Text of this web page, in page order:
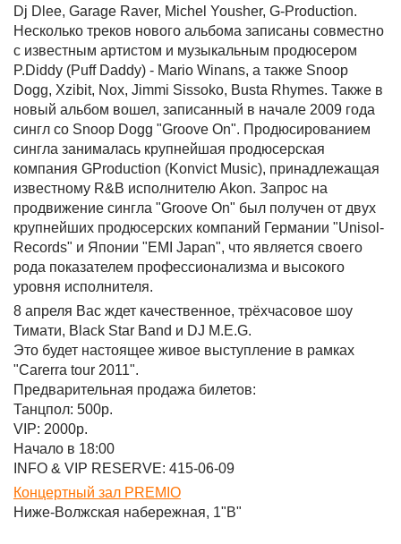
Dj Dlee, Garage Raver, Michel Yousher, G-Production.
Несколько треков нового альбома записаны совместно
с известным артистом и музыкальным продюсером
P.Diddy (Puff Daddy) - Mario Winans, а также Snoop
Dogg, Xzibit, Nox, Jimmi Sissoko, Busta Rhymes. Также в
новый альбом вошел, записанный в начале 2009 года
сингл со Snoop Dogg "Groove On". Продюсированием
сингла занималась крупнейшая продюсерская
компания GProduction (Konvict Music), принадлежащая
известному R&B исполнителю Akon. Запрос на
продвижение сингла "Groove On" был получен от двух
крупнейших продюсерских компаний Германии "Unisol-
Records" и Японии "EMI Japan", что является своего
рода показателем профессионализма и высокого
уровня исполнителя.
8 апреля Вас ждет качественное, трёхчасовое шоу
Тимати, Black Star Band и DJ M.E.G.
Это будет настоящее живое выступление в рамках
"Carerra tour 2011".
Предварительная продажа билетов:
Танцпол: 500р.
VIP: 2000р.
Начало в 18:00
INFO & VIP RESERVE: 415-06-09
Концертный зал PREMIO
Ниже-Волжская набережная, 1"В"